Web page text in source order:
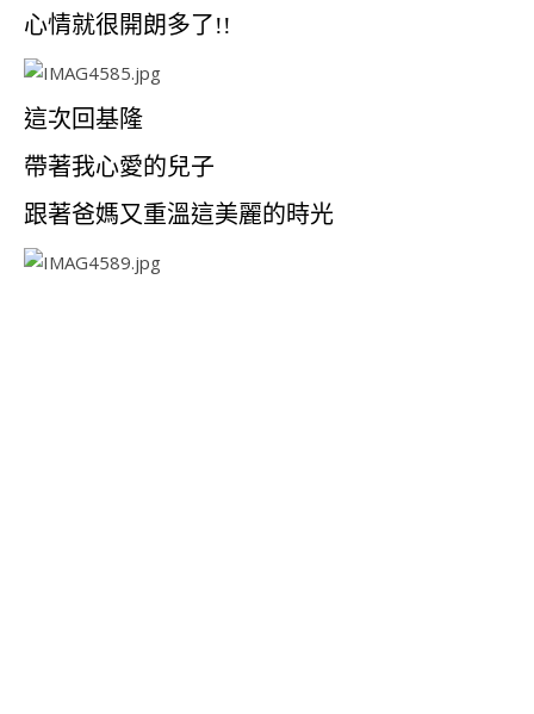
心情就很開朗多了!!
這次回基隆
帶著我心愛的兒子
跟著爸媽又重溫這美麗的時光